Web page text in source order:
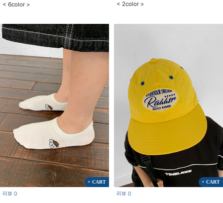
< 6color > < 2color >
+ CART
리뷰 0
+ CART
리뷰 0